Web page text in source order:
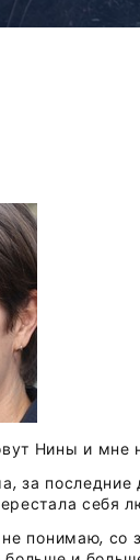
Нины и мне
за последние
себя
понимаю,